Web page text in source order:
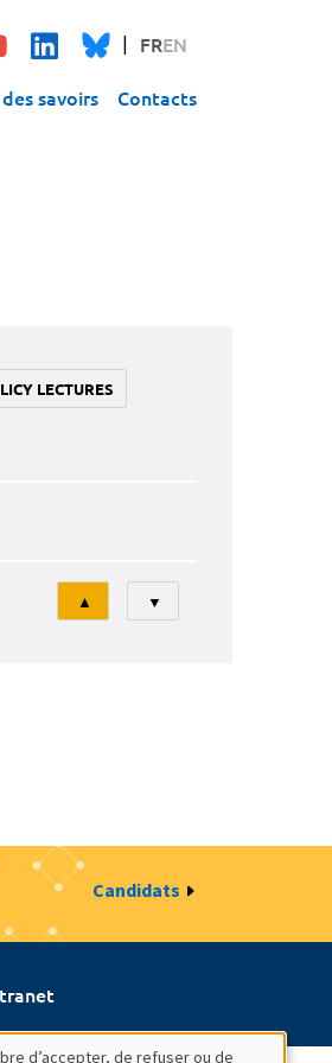
FREN
savoirs Contacts
LECTURES
Tri
▲ ▼
Candidats
d’accepter, de refuser ou de